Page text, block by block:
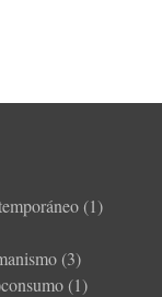
(1)
(3)
consumo (1)